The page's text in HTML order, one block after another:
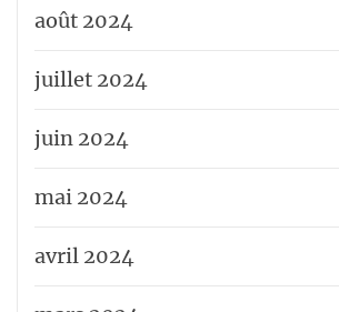
août 2024
juillet 2024
juin 2024
mai 2024
avril 2024